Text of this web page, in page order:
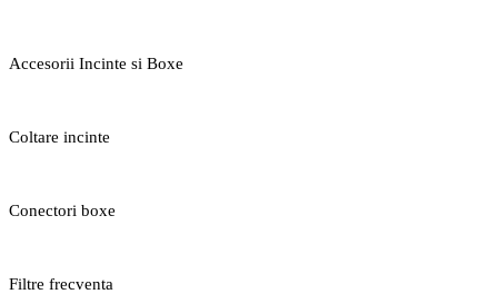
Accesorii Incinte si Boxe
Coltare incinte
Conectori boxe
Filtre frecventa